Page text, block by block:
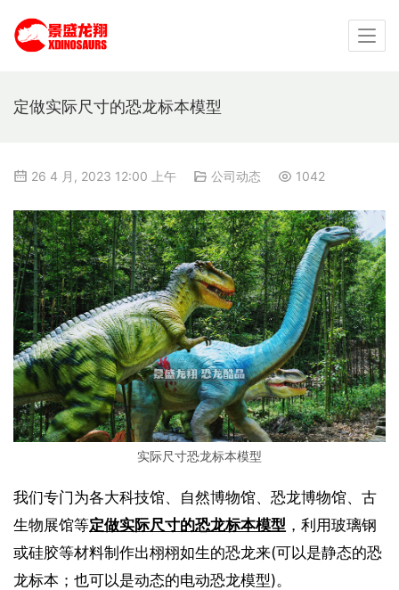
定做实际尺寸的恐龙标本模型
26 4 月, 2023 12:00 上午 公司动态 1042
实际尺寸恐龙标本模型
我们专门为各大科技馆、自然博物馆、恐龙博物馆、古
生物展馆等定做实际尺寸的恐龙标本模型 ，利用玻璃钢
或硅胶等材料制作出栩栩如生的恐龙来(可以是静态的恐
龙标本；也可以是动态的电动恐龙模型)。